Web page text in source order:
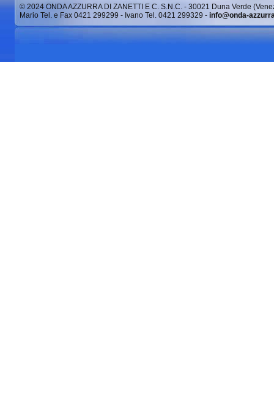
© 2024 ONDA AZZURRA DI ZANETTI E C. S.N.C. - 30021 Duna Verde
Mario Tel. e Fax 0421 299299 - Ivano Tel. 0421 299329 - info@onda-